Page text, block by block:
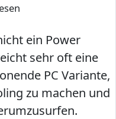
ein Power
sehr oft eine
PC Variante,
zu machen und